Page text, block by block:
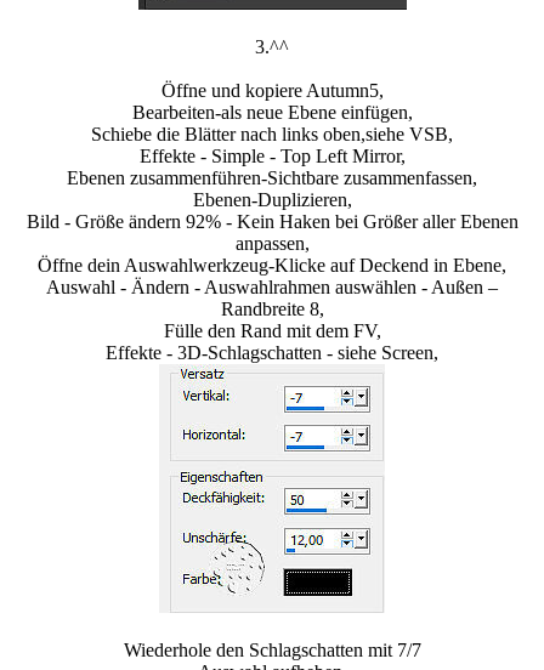
3.^^
Öffne und kopiere Autumn5,
Bearbeiten-als neue Ebene einfügen,
Schiebe die Blätter nach links oben,siehe VSB,
Effekte - Simple - Top Left Mirror,
Ebenen zusammenführen-Sichtbare zusammenfassen,
Ebenen-Duplizieren,
Bild - Größe ändern 92% - Kein Haken bei Größer aller Ebenen
anpassen,
Öffne dein Auswahlwerkzeug-Klicke auf Deckend in Ebene,
Auswahl - Ändern - Auswahlrahmen auswählen - Außen –
Randbreite 8,
Fülle den Rand mit dem FV,
Effekte - 3D-Schlagschatten - siehe Screen,
Wiederhole den Schlagschatten mit 7/7